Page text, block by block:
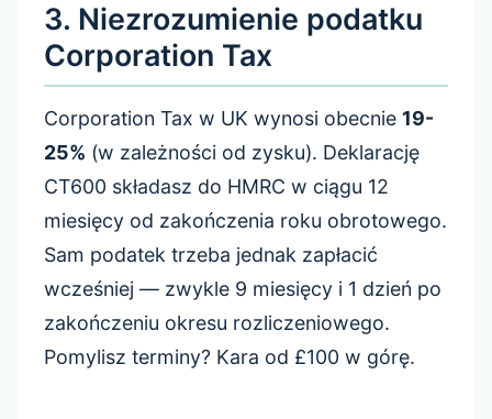
3. Niezrozumienie podatku
Corporation Tax
Corporation Tax w UK wynosi obecnie 19-
25% (w zależności od zysku). Deklarację
CT600 składasz do HMRC w ciągu 12
miesięcy od zakończenia roku obrotowego.
Sam podatek trzeba jednak zapłacić
wcześniej — zwykle 9 miesięcy i 1 dzień po
zakończeniu okresu rozliczeniowego.
Pomylisz terminy? Kara od £100 w górę.